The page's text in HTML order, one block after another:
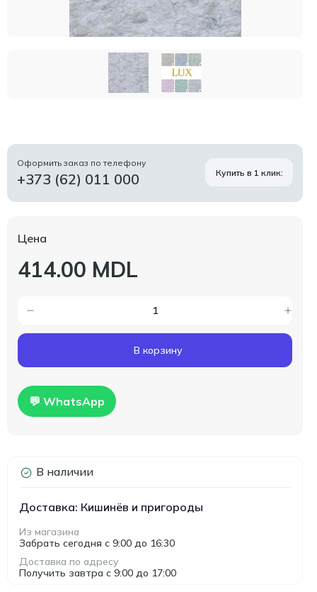
Оформить заказ по телефону
+373 (62) 011 000 Купить в 1 клик:
Цена
414.00 MDL
В корзину
💬 WhatsApp
В наличии
Доставка: Кишинёв и пригороды
Из магазина
Забрать сегодня с 9:00 до 16:30
Доставка по адресу
Получить завтра с 9:00 до 17:00